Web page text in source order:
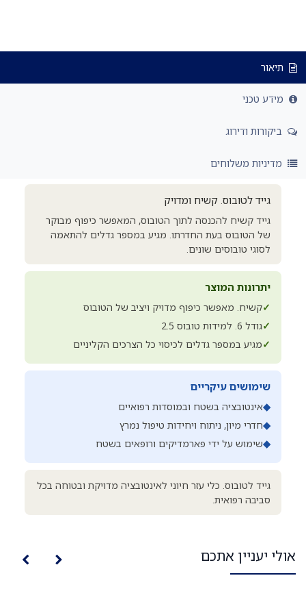
תיאור
מידע טכני
ביקורות ודירוג
מדיניות משלוחים
גייד לטובוס. קשיח ומדויק
גייד קשיח להכנסה לתוך הטובוס, המאפשר כיפוף מבוקר
של הטובוס בעת החדרתו. מגיע במספר גדלים להתאמה
לסוגי טובוסים שונים.
יתרונות המוצר
✓קשיח. מאפשר כיפוף מדויק ויציב של הטובוס
✓גודל 6. למידות טובוס 2.5
✓מגיע במספר גדלים לכיסוי כל הצרכים הקליניים
שימושים עיקריים
◆אינטובציה בשטח ובמוסדות רפואיים
◆חדרי מיון, ניתוח ויחידות טיפול נמרץ
◆שימוש על ידי פארמדיקים ורופאים בשטח
גייד לטובוס. כלי עזר חיוני לאינטובציה מדויקת ובטוחה בכל
סביבה רפואית.
אולי יעניין אתכם